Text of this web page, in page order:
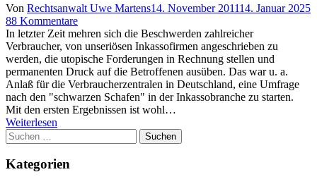
Author
Von Rechtsanwalt Uwe MartensPosted
14. November 201114. Januar 2025
88 Kommentarezu
So
wehren
Sie
unberechtigte
Forderungen
von
Inkassofirmen
ab
In letzter Zeit mehren sich die Beschwerden zahlreicher
Verbraucher, von unseriösen Inkassofirmen angeschrieben zu
werden, die utopische Forderungen in Rechnung stellen und
permanenten Druck auf die Betroffenen ausüben. Das war u. a.
Anlaß für die Verbraucherzentralen in Deutschland, eine Umfrage
nach den "schwarzen Schafen" in der Inkassobranche zu starten.
Mit den ersten Ergebnissen ist wohl…
Weiterlesen
Suchen
nach:
Kategorien